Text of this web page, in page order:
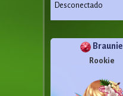
Desconectado
Braunie
Rookie